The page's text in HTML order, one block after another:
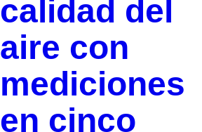
calidad del
aire con
mediciones
en cinco